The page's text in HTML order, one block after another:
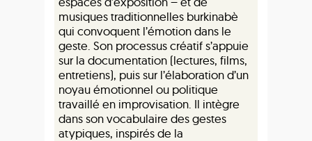
musiques traditionnelles burkinabè
qui convoquent l’émotion dans le
geste. Son processus créatif s’appuie
sur la documentation (lectures, films,
entretiens), puis sur l’élaboration d’un
noyau émotionnel ou politique
travaillé en improvisation. Il intègre
dans son vocabulaire des gestes
atypiques, inspirés de la